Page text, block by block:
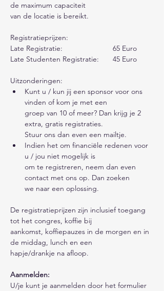
de maximum capaciteit
van de locatie is bereikt.
Registratieprijzen:
Late Registratie:			65 Euro
Late Studenten Registratie:	45 Euro
Uitzonderingen:
Kunt u / kun jij een sponsor voor ons
vinden of kom je met een
groep van 10 of meer? Dan krijg je 2
extra, gratis registraties.
Stuur ons dan even een mailtje.
Indien het om financiële redenen voor
u / jou niet mogelijk is
om te registreren, neem dan even
contact met ons op. Dan zoeken
we naar een oplossing.
De registratieprijzen zijn inclusief toegang
tot het congres, koffie bij
aankomst, koffiepauzes in de morgen en in
de middag, lunch en een
hapje/drankje na afloop.
Aanmelden:
U/je kunt je aanmelden door het formulier